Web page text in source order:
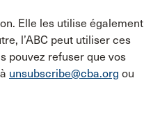
Elle les utilise également
l’ABC peut utiliser ces
pouvez refuser que vos
unsubscribe@cba.org ou